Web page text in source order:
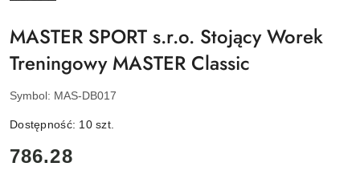
MASTER SPORT s.r.o. Stojący Worek
Treningowy MASTER Classic
Symbol: MAS-DB017
Dostępność: 10szt.
cena:
786.28